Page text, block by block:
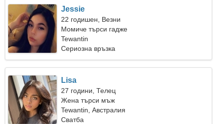
Jessie
22 годишен, Везни
Момиче търси гадже
Tewantin
Сериозна връзка
Lisa
27 години, Телец
Жена търси мъж
Tewantin, Австралия
Сватба